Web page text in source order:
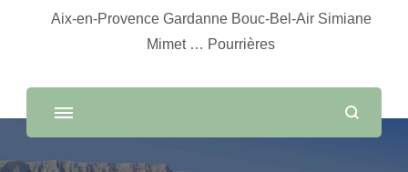
Aix-en-Provence Gardanne Bouc-Bel-Air Simiane
Mimet … Pourrières